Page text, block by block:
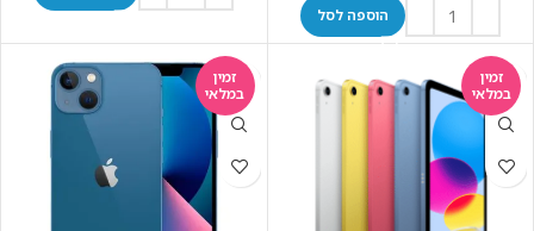
הוספה לסל
זמין
במלאי
זמין
במלאי